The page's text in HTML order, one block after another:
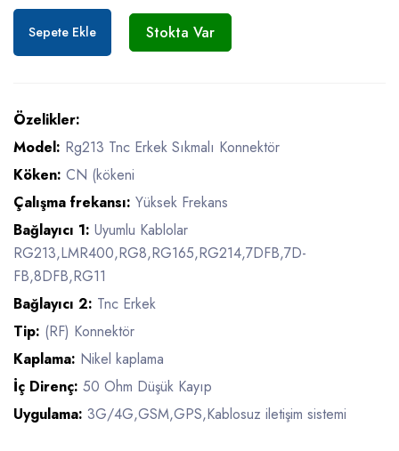
Sepete Ekle Stokta Var
Özelikler:
Model: Rg213 Tnc Erkek Sıkmalı Konnektör
Köken: CN (kökeni
Çalışma frekansı: Yüksek Frekans
Bağlayıcı 1: Uyumlu Kablolar
RG213,LMR400,RG8,RG165,RG214,7DFB,7D-
FB,8DFB,RG11
Bağlayıcı 2: Tnc Erkek
Tip: (RF) Konnektör
Kaplama: Nikel kaplama
İç Direnç: 50 Ohm Düşük Kayıp
Uygulama: 3G/4G,GSM,GPS,Kablosuz iletişim sistemi